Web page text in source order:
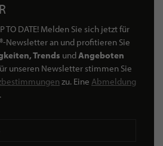
TO DATE! Melden Sie sich jetzt für
Newsletter an und profitieren Sie
Trends undAngeboten
unseren Newsletter stimmen Sie
zu. Eine Abmeldung